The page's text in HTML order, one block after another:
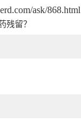
ask/868.html
残留？